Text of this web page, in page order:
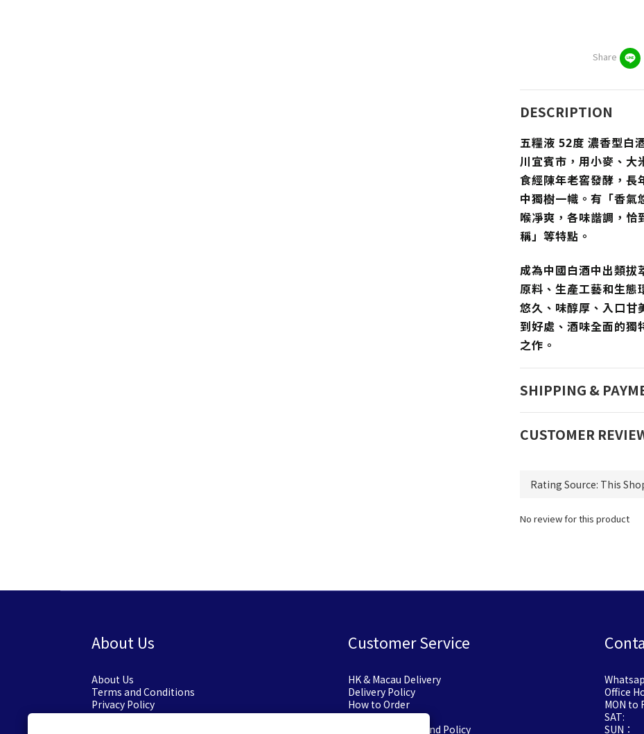
Share
DESCRIPTION
五糧液 52度 濃香型白
川宜賓市，用小麥、大
食經陳年老窖發酵，長
中獨樹一幟。有「香氣
喉凈爽，各味諧調，恰
稱」等特點。
成為中國白酒中出類拔
原料、生產工藝和生態
悠久、味醇厚、入口甘
到好處、酒味全面的獨
之作。
SHIPPING &
CUSTOMER
No review for this product
About Us
About Us
Terms and Conditions
Privacy Policy
Customer Service
HK & Macau Delivery
Delivery Policy
How to Order
Payment Options
Exchange or Refund Policy
Office
MON to
SAT:
SUN